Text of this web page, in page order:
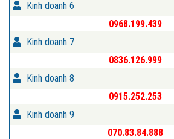
Kinh doanh 6
0968.199.439
Kinh doanh 7
0836.126.999
Kinh doanh 8
0915.252.253
Kinh doanh 9
070.83.84.888